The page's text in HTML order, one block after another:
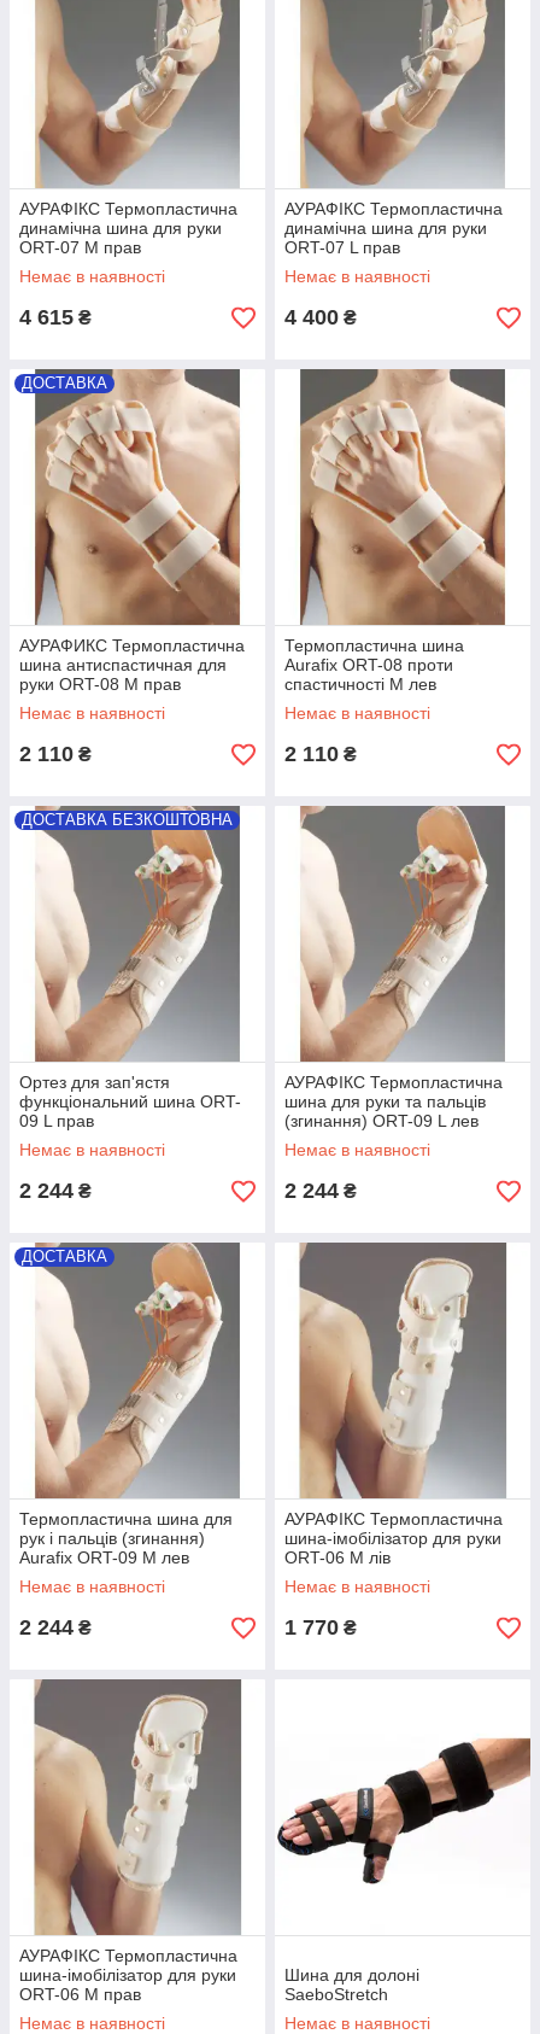
АУРАФІКС Термопластична
динамічна шина для руки
ORT-07 M прав
Немає в наявності
4 615 ₴
АУРАФІКС Термопластична
динамічна шина для руки
ORT-07 L прав
Немає в наявності
4 400 ₴
ДОСТАВКА
АУРАФИКС Термопластична
шина антиспастичная для
руки ORT-08 M прав
Немає в наявності
2 110 ₴
Термопластична шина
Aurafix ORT-08 проти
спастичності M лев
Немає в наявності
2 110 ₴
ДОСТАВКА БЕЗКОШТОВНА
Ортез для зап'ястя
функціональний шина ORT-
09 L прав
Немає в наявності
2 244 ₴
АУРАФІКС Термопластична
шина для руки та пальців
(згинання) ORT-09 L лев
Немає в наявності
2 244 ₴
ДОСТАВКА
Термопластична шина для
рук і пальців (згинання)
Aurafix ORT-09 M лев
Немає в наявності
2 244 ₴
АУРАФІКС Термопластична
шина-імобілізатор для руки
ORT-06 M лів
Немає в наявності
1 770 ₴
АУРАФІКС Термопластична
шина-імобілізатор для руки
ORT-06 M прав
Немає в наявності
Шина для долоні
SaeboStretch
Немає в наявності